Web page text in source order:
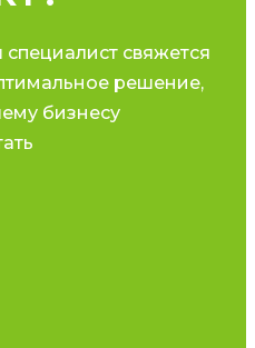
специалист свяжется
решение,
бизнесу